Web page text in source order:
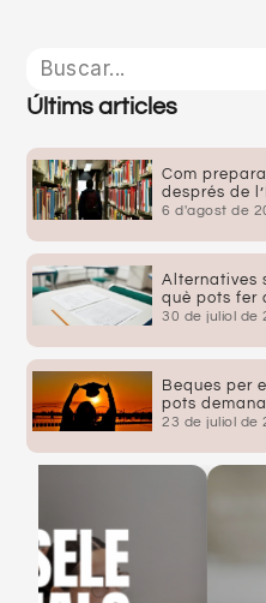
Últims articles
Com
després de
6 d'agost de
Alternatives
què pots fer
30 de juliol de
Beques per
pots
23 de juliol de